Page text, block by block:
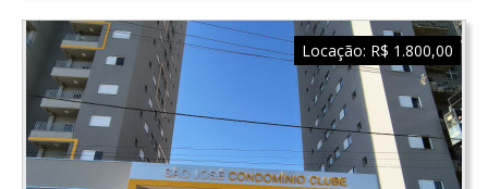
Locação: R$ 1.800,00